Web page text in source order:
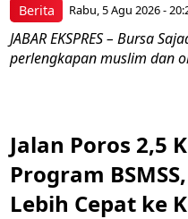
Berita Rabu, 5 Agu 2026 -
JABAR EKSPRES – Bursa
perlengkapan muslim dan
Jalan Poros 2,5
Program
Lebih Cepat ke